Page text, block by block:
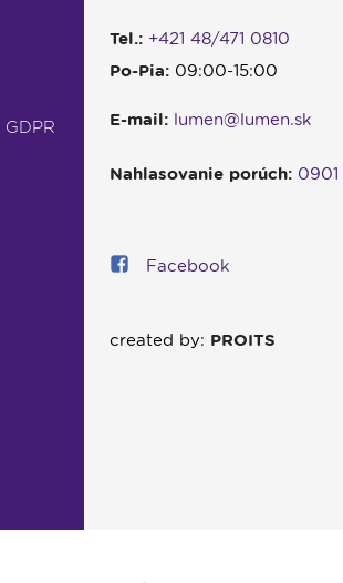
Tel.: +421 48/471 0810
Po-Pia:09:00-15:00
E-mail: lumen@lumen.sk
Nahlasovanie porúch:
Facebook
created by: PROITS